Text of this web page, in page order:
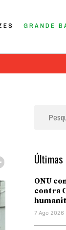
GRANDE
ONU
contra
7 Ago 2026